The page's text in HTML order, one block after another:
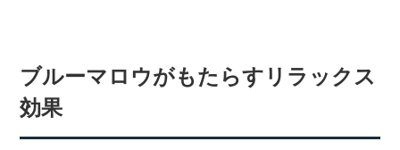
ブルーマロウがもたらすリラックス
効果